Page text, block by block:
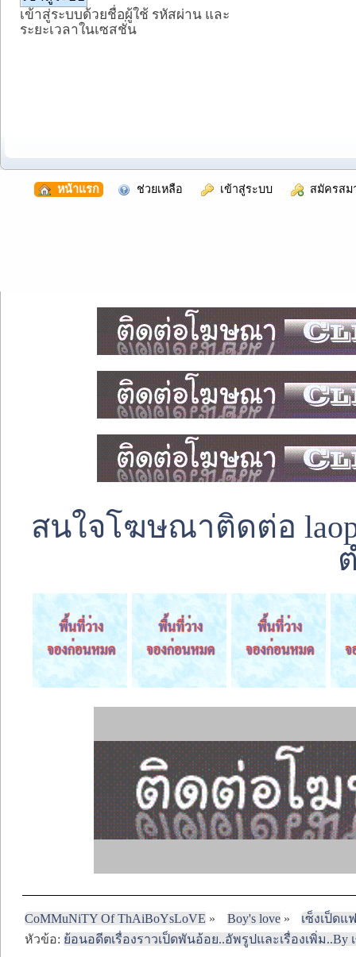
เข้าสู่ระบบด้วยชื่อผู้ใช้ รหัสผ่าน และ
ระยะเวลาในเซสชั่น
หน้าแรก ช่วยเหลือ เข้าสู่ระบบ สมัครสม
สนใจโฆษณาติดต่อ
CoMMuNiTY Of ThAiBoYsLoVE » Boy's love»
เซ็งเป็ด
หัวข้อ: ย้อนอดีตเรื่องราวเป็ดพันอ้อย..อัพรูปและเรื่องเพิ่ม..By เ